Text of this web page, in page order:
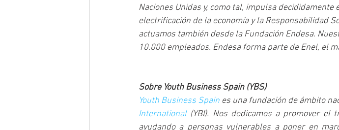
Naciones Unidas y, como tal, impulsa
electrificación de la economía y la Responsabilidad
actuamos también desde la Fundación Endesa.
10.000 empleados. Endesa forma parte de Enel, el
Sobre Youth Business Spain (YBS)
Youth Business Spain es una fundación de ámbito
International (YBI). Nos dedicamos a promover el
ayudando a personas vulnerables a poner en